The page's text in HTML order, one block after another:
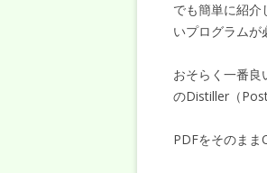
でも簡単に紹介
いプログラムが
おそらく一番良
のDistiller（
PDFをそのまま